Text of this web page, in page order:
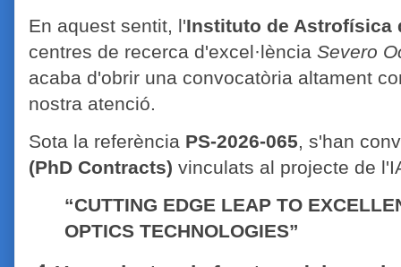
En aquest sentit, l'Instituto de Astrofísica
centres de recerca d'excel·lència Severo
acaba d'obrir una convocatòria altament
nostra atenció.
Sota la referència PS-2026-065, s'han
(PhD Contracts) vinculats al projecte de
“CUTTING EDGE LEAP TO
OPTICS TECHNOLOGIES”